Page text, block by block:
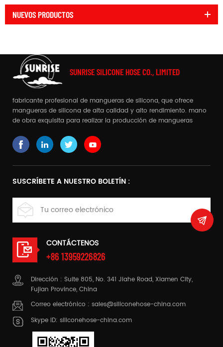
NUEVOS PRODUCTOS
SUNRISE SILICONE HOSE CO., LIMITED
fabricante profesional de mangueras de silicona, que ofrece
mangueras de silicona de alta calidad y alto rendimiento. mano
de obra exquisita para realizar la producción de mangueras
SUSCRÍBETE A NUESTRO BOLETÍN :
CONTÁCTENOS
+86 13959226826
Dirección : Suite 805, No. 341 Jiahe Road, Xiamen City,
Fujian Province, China
Correo electrónico : sales@siliconehose-china.com
Skype ID: siliconehose-china.com